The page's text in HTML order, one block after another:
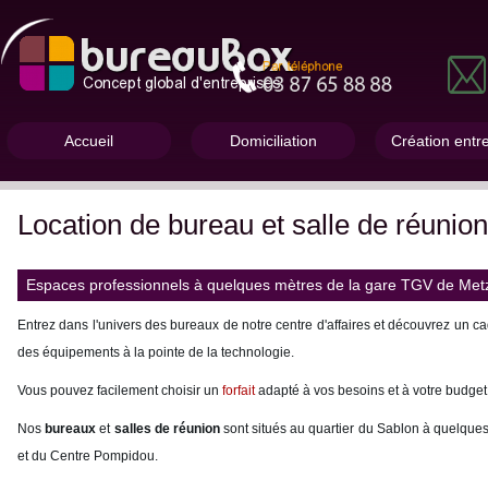
Accueil Domiciliation Création
Location de bureau et salle de réunion
Espaces professionnels à quelques mètres de la gare TGV de
Entrez dans l'univers des bureaux de notre centre d'affaires et découvrez un
des équipements à la pointe de la technologie.
Vous pouvez facilement choisir un forfaitadapté à vos besoins et à votre
Nos bureauxet salles de réunionsont situés au quartier du Sablon à
et du Centre Pompidou.